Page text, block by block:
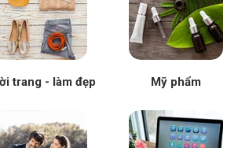
trang - làm đẹp Mỹ phẩm